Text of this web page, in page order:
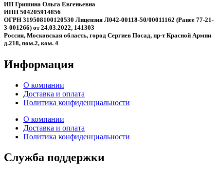
ИП Гришина Ольга Евгеньевна
ИНН 504205914856
ОГРН 319508100120530 Лицензия Л042-00118-50/00011162 (Ранее 77-21-
3-001266) от 24.03.2022, 141303
Россия, Московская область, город Сергиев Посад, пр-т Красной Армии
д.218, пом.2, ком. 4
Информация
О компании
Доставка и оплата
Политика конфиденциальности
О компании
Доставка и оплата
Политика конфиденциальности
Служба поддержки